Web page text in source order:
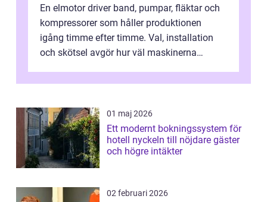
En elmotor driver band, pumpar, fläktar och
kompressorer som håller produktionen
igång timme efter timme. Val, installation
och skötsel avgör hur väl maskinerna
01 maj 2026
Ett modernt bokningssystem för
hotell nyckeln till nöjdare gäster
och högre intäkter
02 februari 2026